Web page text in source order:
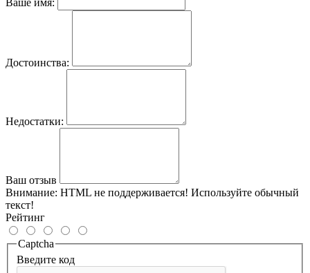
Достоинства:
Недостатки:
Ваш отзыв
Внимание: HTML не поддерживается! Используйте обычный
текст!
Рейтинг
Captcha
Введите код